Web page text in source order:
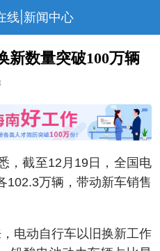
线|新闻中心
哪儿
新数量突破100万辆
截至12月19日，全国电
102.3万辆，带动新车销售
动自行车以旧换新工作